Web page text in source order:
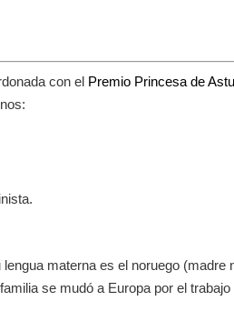
con el Premio Princesa de
materna es el noruego
se mudó a Europa por el